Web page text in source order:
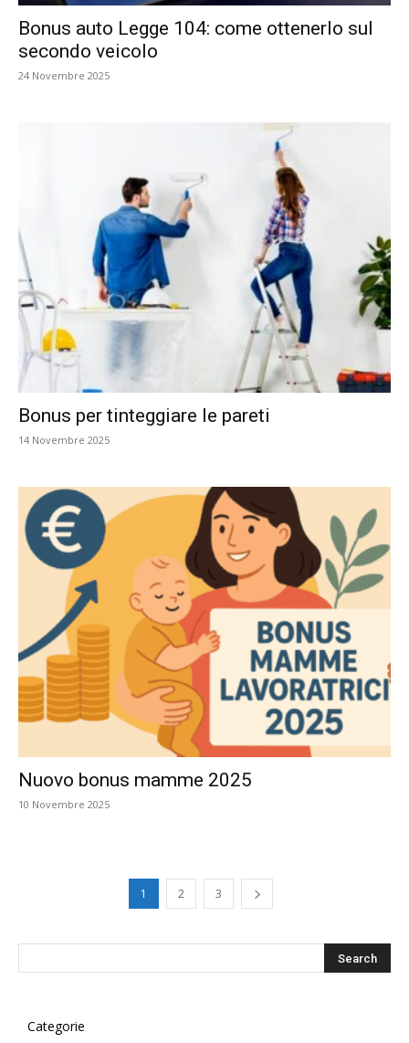
Bonus auto Legge 104: come ottenerlo sul
secondo veicolo
24 Novembre 2025
Bonus per tinteggiare le pareti
14 Novembre 2025
Nuovo bonus mamme 2025
10 Novembre 2025
1 2 3
Categorie